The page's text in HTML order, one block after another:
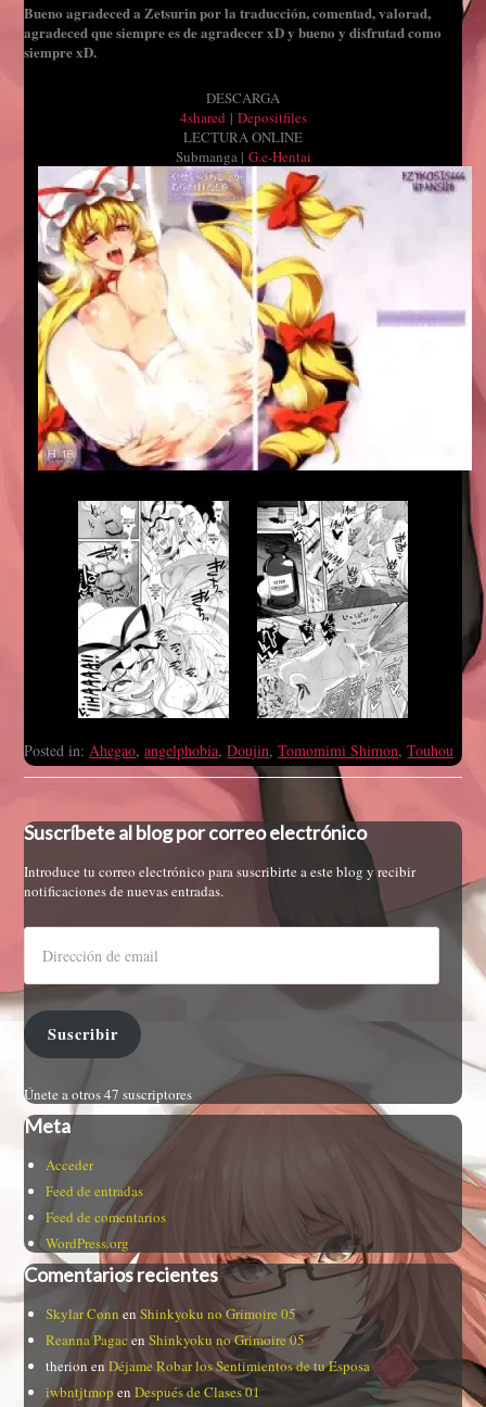
Bueno agradeced a Zetsurin por la traducción, comentad, valorad,
agradeced que siempre es de agradecer xD y bueno y disfrutad como
siempre xD.
DESCARGA
4shared | Depositfiles
LECTURA ONLINE
Submanga | G.e-Hentai
Posted in: Ahegao,angelphobia,Doujin,Tomomimi Shimon,Touhou
Suscríbete al blog por correo electrónico
Introduce tu correo electrónico para suscribirte a este blog y recibir
notificaciones de nuevas entradas.
Suscribir
Únete a otros 47 suscriptores
Meta
Acceder
Feed de entradas
Feed de comentarios
WordPress.org
Comentarios recientes
Skylar Conn enShinkyoku no Grimoire 05
Reanna Pagac enShinkyoku no Grimoire 05
therion enDéjame Robar los Sentimientos de tu Esposa
iwbntjtmop enDespués de Clases 01